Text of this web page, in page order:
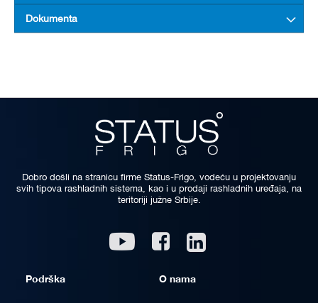
Dokumenta
Dobro došli na stranicu firme Status-Frigo, vodeću u projektovanju
svih tipova rashladnih sistema, kao i u prodaji rashladnih uređaja, na
teritoriji južne Srbije.
Youtube Facebook
Podrška O nama